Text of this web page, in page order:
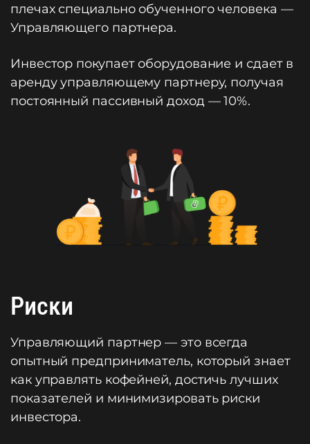
плечах специально обученного человека —
Управляющего партнера.
Инвестор покупает оборудование и сдает в
аренду управляющему партнеру, получая
постоянный пассивный доход — 10%.
Риски
Управляющий партнер — это всегда
опытный предприниматель, который знает
как управлять кофейней, достичь лучших
показателей и минимизировать риски
инвестора.